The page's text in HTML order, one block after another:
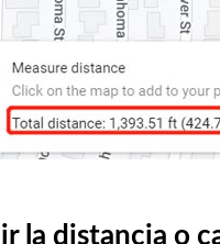
la distancia o